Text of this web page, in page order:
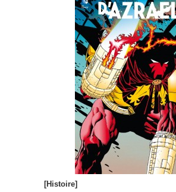
[Histoire]